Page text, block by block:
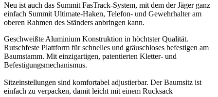
Neu ist auch das Summit FasTrack-System, mit dem der Jäger ganz
einfach Summit Ultimate-Haken, Telefon- und Gewehrhalter am
oberen Rahmen des Ständers anbringen kann.
Geschweißte Aluminium Konstruktion in höchtster Qualität.
Rutschfeste Plattform für schnelles und gräuschloses befestigen am
Baumstamm. Mit einzigartigen, patentierten Kletter- und
Befestigungsmechanismus.
Sitzeinstellungen sind komfortabel adjustierbar. Der Baumsitz ist
einfach zu verpacken, damit leicht mit einem Rucksack